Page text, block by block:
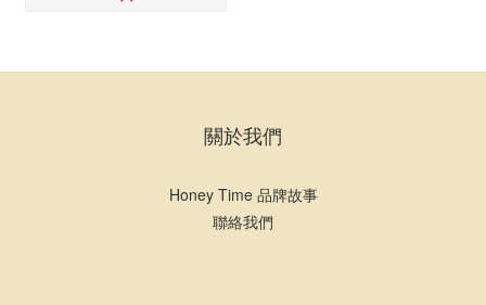
關於我們
Honey Time 品牌故事
聯絡我們